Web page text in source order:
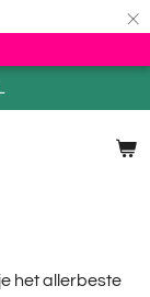
×
het allerbeste